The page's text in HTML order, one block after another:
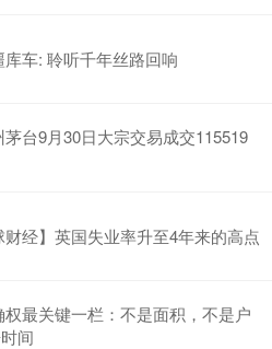
车: 聆听千年丝路回响
台9月30日大宗交易成交115519
经】英国失业率升至4年来的高点
最关键一栏：不是面积，不是户
间